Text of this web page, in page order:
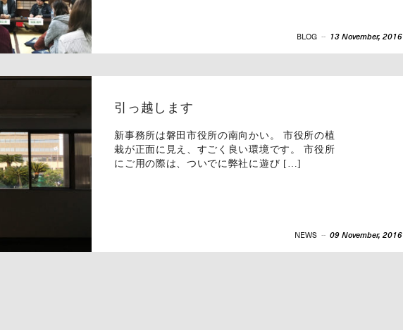
BLOG -- 13 November, 2016
引っ越します
新事務所は磐田市役所の南向かい。 市役所の植
栽が正面に見え、すごく良い環境です。 市役所
にご用の際は、ついでに弊社に遊び […]
NEWS -- 09 November, 2016